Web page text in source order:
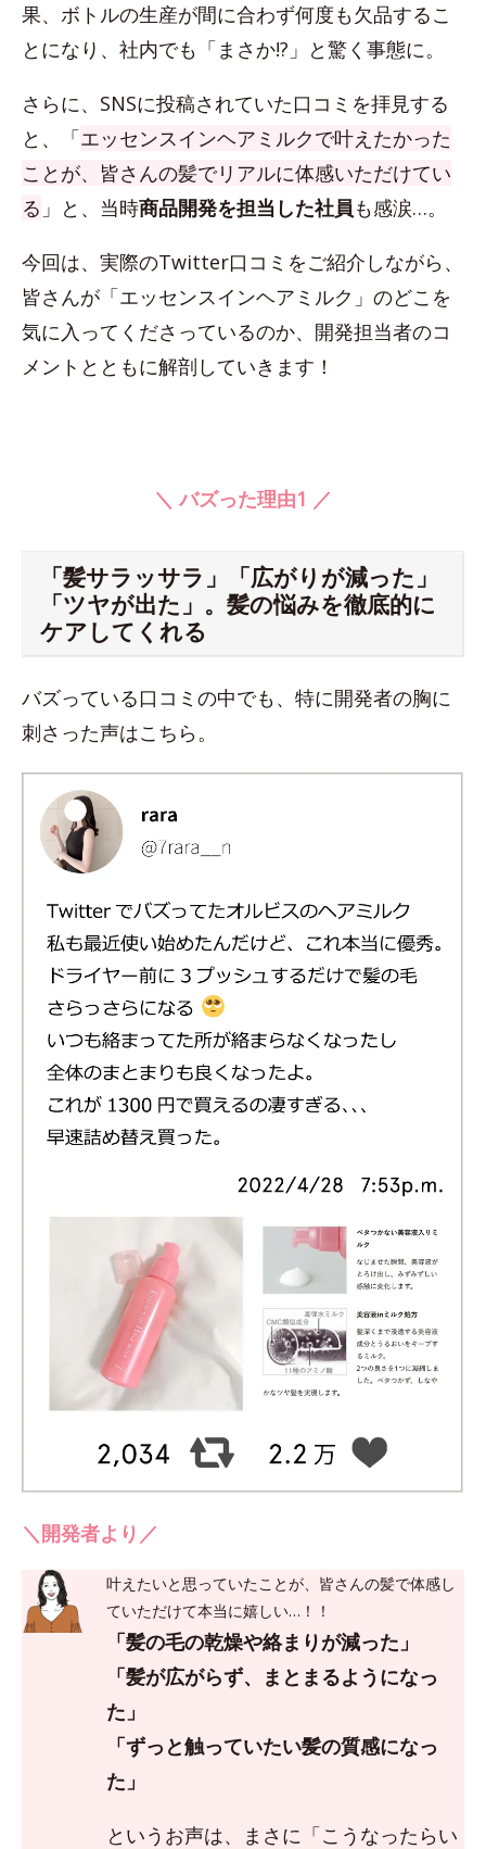
果、ボトルの生産が間に合わず何度も欠品するこ
とになり、社内でも「まさか!?」と驚く事態に。
さらに、SNSに投稿されていた口コミを拝見する
と、「エッセンスインヘアミルクで叶えたかった
ことが、皆さんの髪でリアルに体感いただけてい
る 」と、当時商品開発を担当した社員も感涙…。
今回は、実際のTwitter口コミをご紹介しながら、
皆さんが「エッセンスインヘアミルク」のどこを
気に入ってくださっているのか、開発担当者のコ
メントとともに解剖していきます！
＼ バズった理由1 ／
「髪サラッサラ」「広がりが減った」
「ツヤが出た」。髪の悩みを徹底的に
ケアしてくれる
バズっている口コミの中でも、特に開発者の胸に
刺さった声はこちら。
＼開発者より／
叶えたいと思っていたことが、皆さんの髪で体感し
ていただけて本当に嬉しい…！！
「髪の毛の乾燥や絡まりが減った」
「髪が広がらず、まとまるようになっ
た」
「ずっと触っていたい髪の質感になっ
た」
というお声は、まさに「こうなったらい